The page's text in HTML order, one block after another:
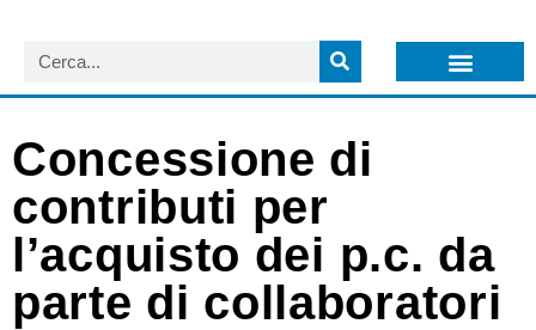
Concessione di
contributi per
l’acquisto dei p.c. da
parte di collaboratori